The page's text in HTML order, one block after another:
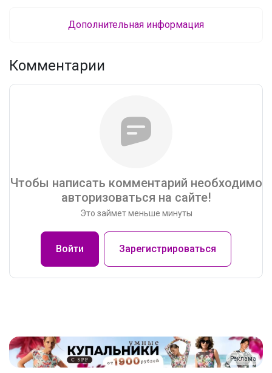
Дополнительная информация
Комментарии
Чтобы написать комментарий необходимо
авторизоваться на сайте!
Это займет меньше минуты
Войти Зарегистрироваться
Реклама